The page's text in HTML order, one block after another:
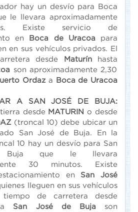
hay un desvío para Boca
le llevara aproximadamente
Existe servicio de
en Boca de Uracoa para
en sus vehículos privados. El
desde Maturínhasta
son aproximadamente 2,30
Ordaza Boca de Uracoa
A SAN JOSÉ DE BUJA:
desde MATURIN o desde
(troncal 10) debe ubicar un
San José de Buja. En la
10 hay un desvío para San
que le llevara
30 minutos. Existe
en San José
lleguen en sus vehículos
tiempo de carretera desde
San José de Buja son